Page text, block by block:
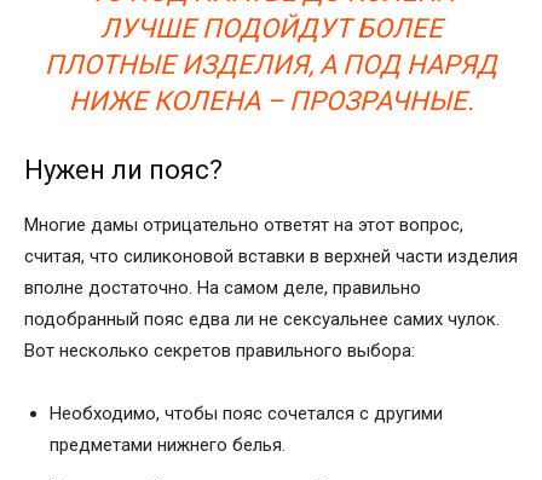
ЛУЧШЕ ПОДОЙДУТ БОЛЕЕ
ПЛОТНЫЕ ИЗДЕЛИЯ, А ПОД НАРЯД
НИЖЕ КОЛЕНА – ПРОЗРАЧНЫЕ.
Нужен ли пояс?
Многие дамы отрицательно ответят на этот вопрос,
считая, что силиконовой вставки в верхней части изделия
вполне достаточно. На самом деле, правильно
подобранный пояс едва ли не сексуальнее самих чулок.
Вот несколько секретов правильного выбора:
Необходимо, чтобы пояс сочетался с другими
предметами нижнего белья.